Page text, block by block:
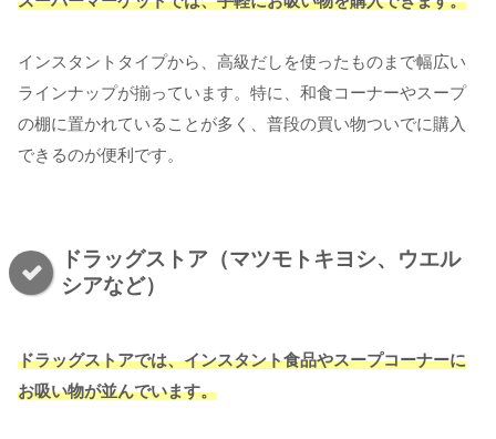
インスタントタイプから、高級だしを使ったものまで幅広い
ラインナップが揃っています。特に、和食コーナーやスープ
の棚に置かれていることが多く、普段の買い物ついでに購入
できるのが便利です。
ドラッグストア（マツモトキヨシ、ウエル
シアなど）
ドラッグストアでは、インスタント食品やスープコーナーに
お吸い物が並んでいます。